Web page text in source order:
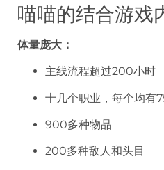
喵喵的结合游戏
体量庞大：
主线流程超过200小时
十几个职业，每个均有
900多种物品
200多种敌人和头目